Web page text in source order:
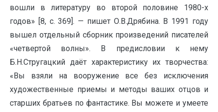
вошли в литературу во второй половине 1980-х
годов» [8, с. 369]. — пишет О.В.Дрябина. В 1991 году
вышел отдельный сборник произведений писателей
«четвертой волны». В предисловии к нему
Б.Н.Стругацкий даёт характеристику их творчества:
«Вы взяли на вооружение все без исключения
художественные приемы и методы ваших отцов и
старших братьев по фантастике. Вы можете и умеете